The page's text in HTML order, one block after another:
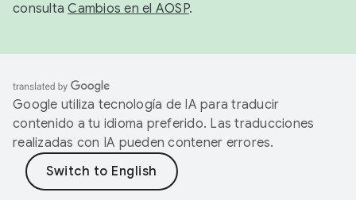
consultaCambios en el AOSP.
Google utiliza tecnología de IA para traducir
contenido a tu idioma preferido. Las traducciones
realizadas con IA pueden contener errores.